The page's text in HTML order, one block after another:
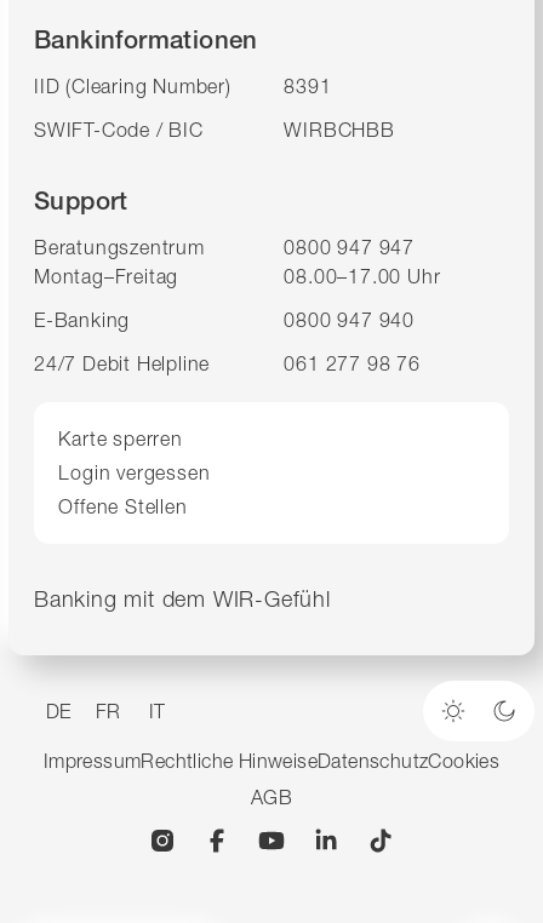
Bankinformationen
IID (Clearing Number)
8391
SWIFT-Code / BIC
WIRBCHBB
Support
Beratungszentrum
0800 947 947
Montag–Freitag
08.00–17.00 Uhr
E-Banking
0800 947 940
24/7 Debit Helpline
061 277 98 76
Karte sperren
Login vergessen
Offene Stellen
Banking mit dem WIR-Gefühl
DE FR IT
Heller
ImpressumRechtliche HinweiseDatenschutzCookies
AGB
InstagramFacebookYouTubeLinkedin